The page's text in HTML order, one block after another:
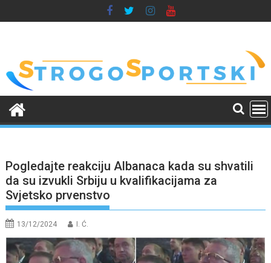
to
Pogledajte reakciju Albanaca kada su shvatili
da su izvukli Srbiju u kvalifikacijama za
Svjetsko prvenstvo
13/12/2024 I. Ć.